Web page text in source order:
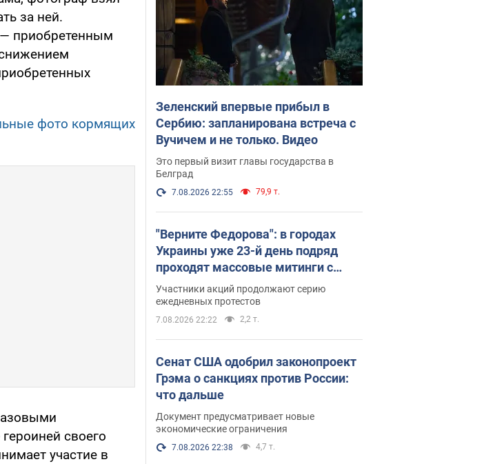
за ней.
приобретенным
фото кормящих
своего
участие в
Зеленский впервые прибыл в
Сербию: запланирована встреча с
Вучичем и не только. Видео
Это первый визит главы государства в
Белград
7.08.2026 22:55 79,9 т.
"Верните Федорова": в городах
Украины уже 23-й день подряд
проходят массовые митинги с
плакатами. Фото и видео
Участники акций продолжают серию
ежедневных протестов
7.08.2026 22:22 2,2 т.
Сенат США одобрил законопроект
Грэма о санкциях против России:
что дальше
Документ предусматривает новые
экономические ограничения
7.08.2026 22:38 4,7 т.